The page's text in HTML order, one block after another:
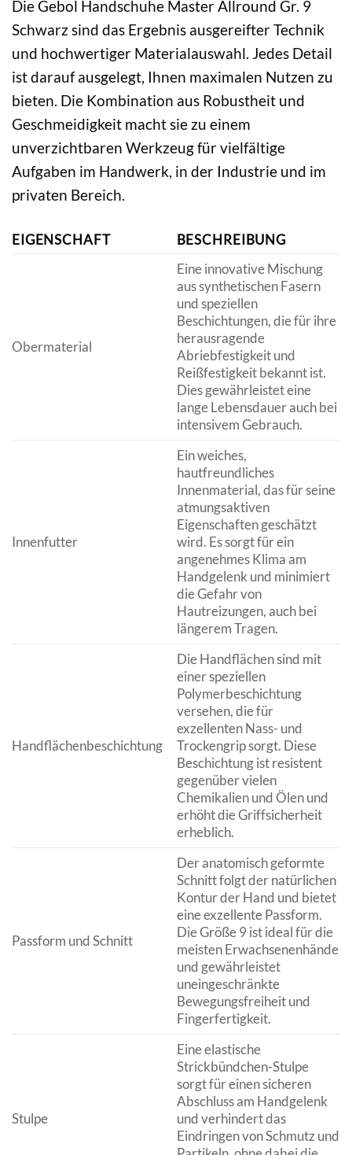
Die Gebol Handschuhe Master Allround Gr. 9
Schwarz sind das Ergebnis ausgereifter Technik
und hochwertiger Materialauswahl. Jedes Detail
ist darauf ausgelegt, Ihnen maximalen Nutzen zu
bieten. Die Kombination aus Robustheit und
Geschmeidigkeit macht sie zu einem
unverzichtbaren Werkzeug für vielfältige
Aufgaben im Handwerk, in der Industrie und im
privaten Bereich.
EIGENSCHAFT BESCHREIBUNG
Obermaterial
Eine innovative Mischung
aus synthetischen Fasern
und speziellen
Beschichtungen, die für ihre
herausragende
Abriebfestigkeit und
Reißfestigkeit bekannt ist.
Dies gewährleistet eine
lange Lebensdauer auch bei
intensivem Gebrauch.
Innenfutter
Ein weiches,
hautfreundliches
Innenmaterial, das für seine
atmungsaktiven
Eigenschaften geschätzt
wird. Es sorgt für ein
angenehmes Klima am
Handgelenk und minimiert
die Gefahr von
Hautreizungen, auch bei
längerem Tragen.
Handflächenbeschichtung
Die Handflächen sind mit
einer speziellen
Polymerbeschichtung
versehen, die für
exzellenten Nass- und
Trockengrip sorgt. Diese
Beschichtung ist resistent
gegenüber vielen
Chemikalien und Ölen und
erhöht die Griffsicherheit
erheblich.
Passform und Schnitt
Der anatomisch geformte
Schnitt folgt der natürlichen
Kontur der Hand und bietet
eine exzellente Passform.
Die Größe 9 ist ideal für die
meisten Erwachsenenhände
und gewährleistet
uneingeschränkte
Bewegungsfreiheit und
Fingerfertigkeit.
Stulpe
Eine elastische
Strickbündchen-Stulpe
sorgt für einen sicheren
Abschluss am Handgelenk
und verhindert das
Eindringen von Schmutz und